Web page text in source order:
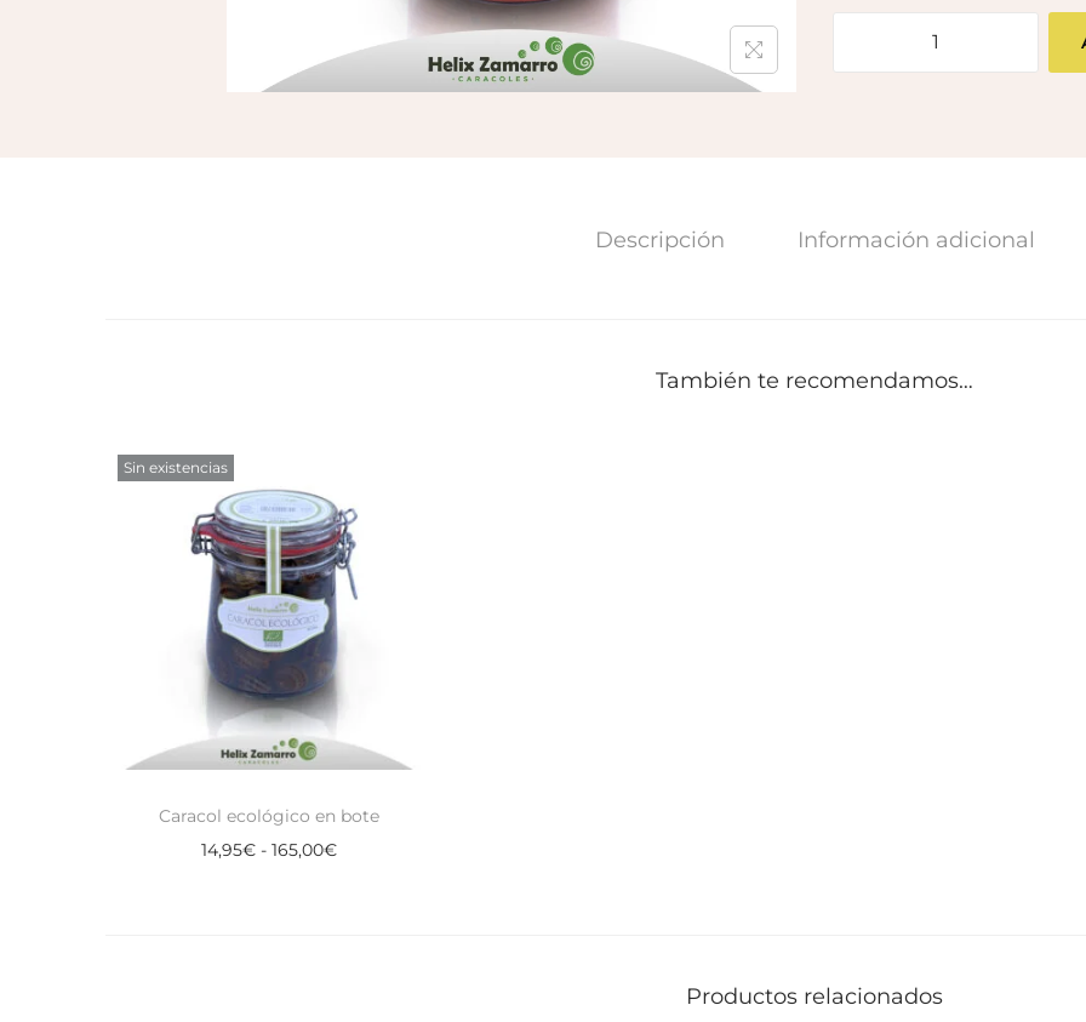
Descripción Información adicional
También te recomendamos…
Sin existencias
Caracol ecológico en bote
14,95€ - 165,00€
Productos relacionados